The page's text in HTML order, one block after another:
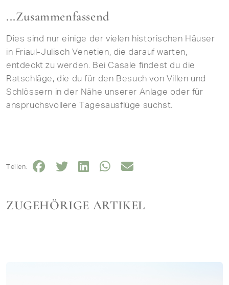
...Zusammenfassend
Dies sind nur einige der vielen historischen Häuser
in Friaul-Julisch Venetien, die darauf warten,
entdeckt zu werden. Bei Casale findest du die
Ratschläge, die du für den Besuch von Villen und
Schlössern in der Nähe unserer Anlage oder für
anspruchsvollere Tagesausflüge suchst.
Teilen:
ZUGEHÖRIGE ARTIKEL